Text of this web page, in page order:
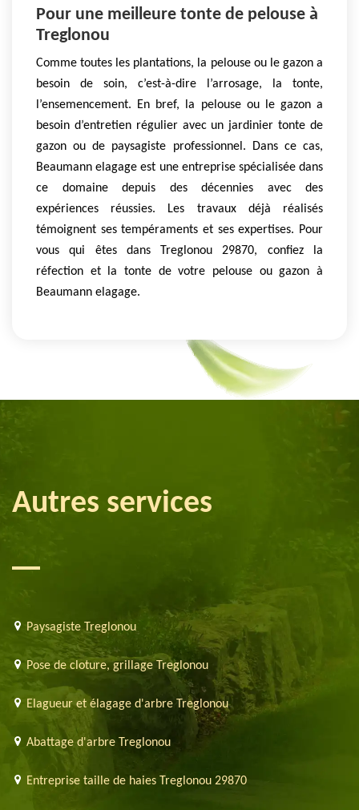
Pour une meilleure tonte de pelouse à
Treglonou
Comme toutes les plantations, la pelouse ou le gazon a
besoin de soin, c’est-à-dire l’arrosage, la tonte,
l’ensemencement. En bref, la pelouse ou le gazon a
besoin d’entretien régulier avec un jardinier tonte de
gazon ou de paysagiste professionnel. Dans ce cas,
Beaumann elagage est une entreprise spécialisée dans
ce domaine depuis des décennies avec des
expériences réussies. Les travaux déjà réalisés
témoignent ses tempéraments et ses expertises. Pour
vous qui êtes dans Treglonou 29870, confiez la
réfection et la tonte de votre pelouse ou gazon à
Beaumann elagage.
Autres services
Paysagiste Treglonou
Pose de cloture, grillage Treglonou
Elagueur et élagage d'arbre Treglonou
Abattage d'arbre Treglonou
Entreprise taille de haies Treglonou 29870